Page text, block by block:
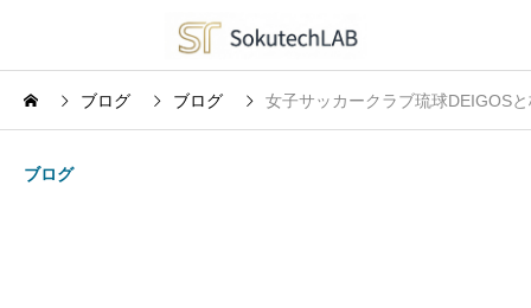
ブログ ブログ 女子サッカークラブ琉球DEIGOS
ブログ